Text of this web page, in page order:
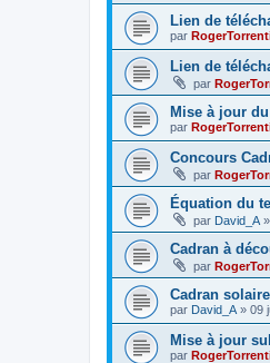
Lien de
par
Lien de
par
Mise à jour
par
Concours
par
Équation du
par David_A
Cadran à
par
Cadran
par David_A » 09
Mise à jour
par